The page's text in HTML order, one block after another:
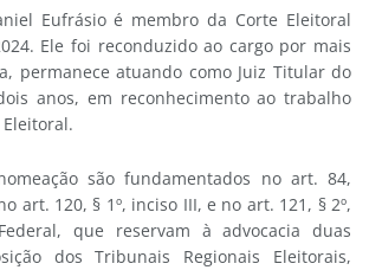
Eufrásio é membro da Corte Eleitoral
Ele foi reconduzido ao cargo por mais
permanece atuando como Juiz Titular do
anos, em reconhecimento ao trabalho
são fundamentados no art. 84,
art. 120, § 1º, inciso III, e no art. 121, § 2º,
que reservam à advocacia duas
dos Tribunais Regionais Eleitorais,